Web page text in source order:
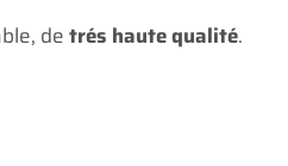
detrés haute qualité.